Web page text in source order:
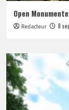
Open
Redacteur 8